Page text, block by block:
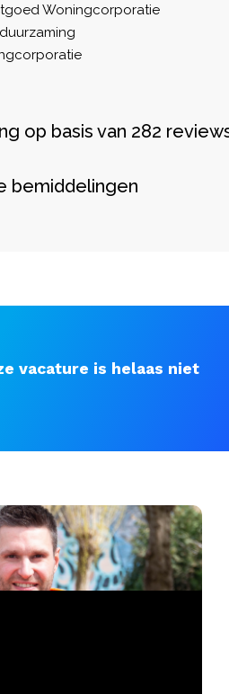
Woningcorporatie
op basis van 282
bemiddelingen
vacature is helaas niet